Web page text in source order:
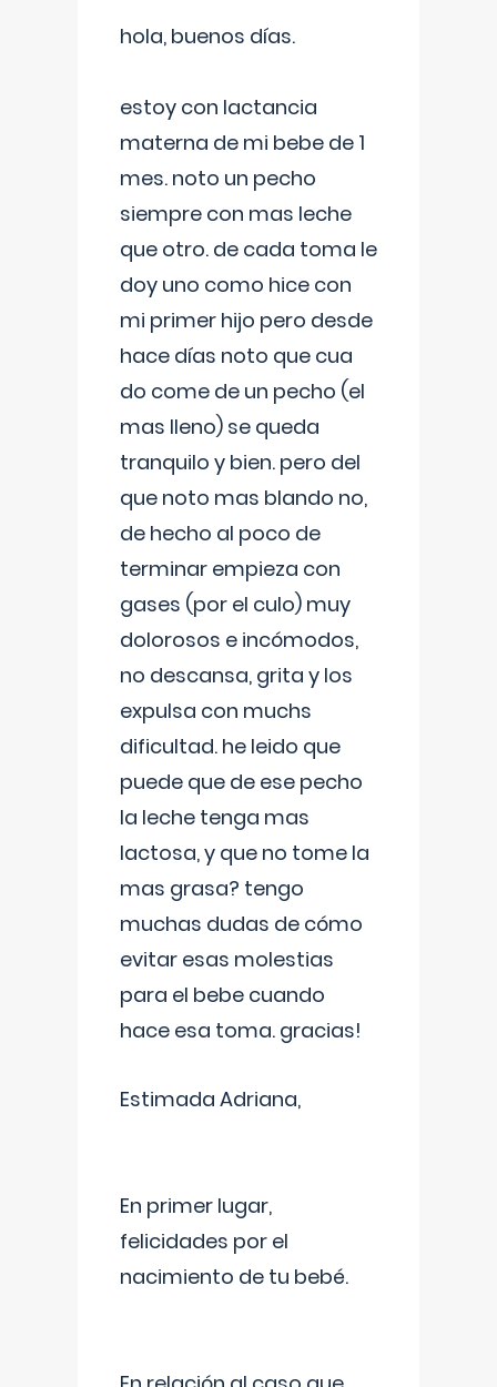
hola, buenos días.
estoy con lactancia
materna de mi bebe de 1
mes. noto un pecho
siempre con mas leche
que otro. de cada toma le
doy uno como hice con
mi primer hijo pero desde
hace días noto que cua
do come de un pecho (el
mas lleno) se queda
tranquilo y bien. pero del
que noto mas blando no,
de hecho al poco de
terminar empieza con
gases (por el culo) muy
dolorosos e incómodos,
no descansa, grita y los
expulsa con muchs
dificultad. he leido que
puede que de ese pecho
la leche tenga mas
lactosa, y que no tome la
mas grasa? tengo
muchas dudas de cómo
evitar esas molestias
para el bebe cuando
hace esa toma. gracias!
Estimada Adriana,
En primer lugar,
felicidades por el
nacimiento de tu bebé.